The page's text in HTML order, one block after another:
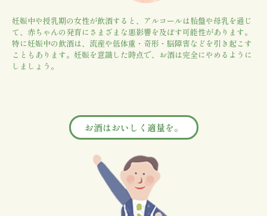
妊娠中や授乳期の女性が飲酒すると、アルコールは胎盤や母乳を通じ
て、赤ちゃんの発育にさまざまな悪影響を及ぼす可能性があります。
特に妊娠中の飲酒は、流産や低体重・奇形・脳障害などを引き起こす
こともあります。妊娠を意識した時点で、お酒は完全にやめるように
しましょう。
お酒はおいしく適量を。